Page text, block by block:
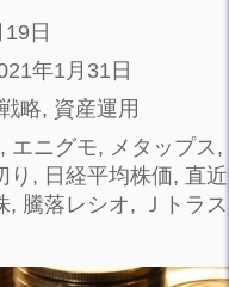
日
年1月31日
略, 資産運用
, エニグモ, メタップス,
り , 日経平均株価, 直近
, 騰落レシオ, Ｊトラス